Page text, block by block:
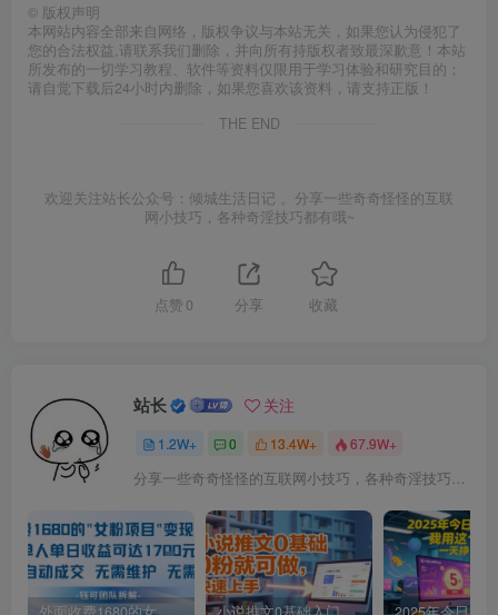
© 版权声明
本网站内容全部来自网络，版权争议与本站无关，如果您认为侵犯了
您的合法权益,请联系我们删除，并向所有持版权者致最深歉意！本站
所发布的一切学习教程、软件等资料仅限用于学习体验和研究目的；
请自觉下载后24小时内删除，如果您喜欢该资料，请支持正版！
THE END
欢迎关注站长公众号：倾城生活日记 。分享一些奇奇怪怪的互联
网小技巧，各种奇淫技巧都有哦~
点赞 0 分享 收藏
站长 关注
1.2W+ 0 13.4W+ 67.9W+